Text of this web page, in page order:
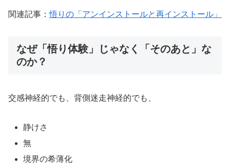
関連記事：悟りの「アンインストールと再インストール」
なぜ「悟り体験」じゃなく「そのあと」な
のか？
交感神経的でも、背側迷走神経的でも、
静けさ
無
境界の希薄化